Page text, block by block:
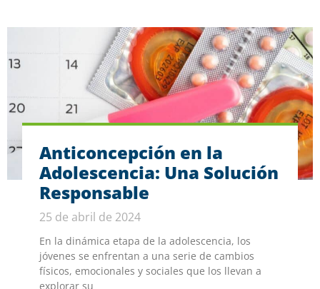
Anticoncepción en la
Adolescencia: Una Solución
Responsable
25 de abril de 2024
En la dinámica etapa de la adolescencia, los
jóvenes se enfrentan a una serie de cambios
físicos, emocionales y sociales que los llevan a
explorar su